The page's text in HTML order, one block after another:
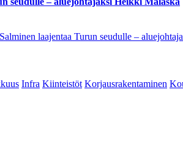
laajentaa Turun seudulle –
Infra Kiinteistöt Korjausrakentaminen